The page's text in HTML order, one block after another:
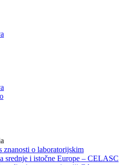
znanosti o laboratorijskim
srednje i istočne Europe – CELASC